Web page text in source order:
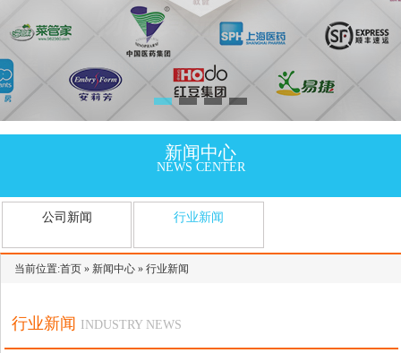
新闻中心
NEWS CENTER
公司新闻 行业新闻
当前位置:首页 » 新闻中心 » 行业新闻
行业新闻 INDUSTRY NEWS